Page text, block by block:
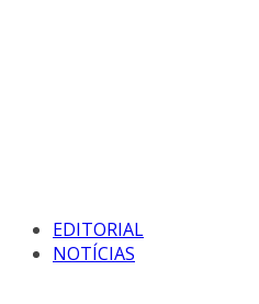
EDITORIAL
NOTÍCIAS